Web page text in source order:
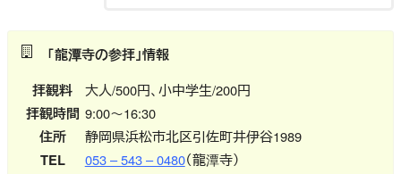
「龍潭寺の参拝」情報
拝観料
大人/500円、小中学生/200円
拝観時間 9:00～16:30
住所 静岡県浜松市北区引佐町井伊谷1989
TEL 053 – 543 – 0480（龍潭寺）